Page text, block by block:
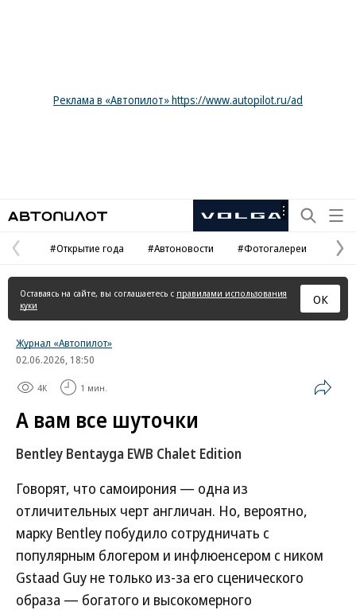
Реклама в «Автопилот» https://www.autopilot.ru/ad
Рекламная
Предыдущая
страница
#Открытие года #Автоновости #Фотогалереи
Оставаясь на сайте, вы соглашаетесь с правилами использования
куки
ОК
Журнал «Автопилот»
02.06.2026, 18:50
4K 1 мин.
А вам все шуточки
Bentley Bentayga EWB Chalet Edition
Говорят, что самоирония — одна из
отличительных черт англичан. Но, вероятно,
марку Bentley побудило сотрудничать с
популярным блогером и инфлюенсером с ником
Gstaad Guy не только из-за его сценического
образа — богатого и высокомерного